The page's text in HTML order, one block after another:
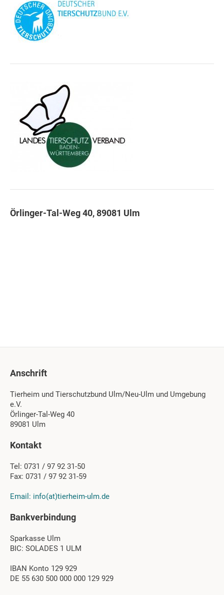
Örlinger-Tal-Weg 40, 89081 Ulm
Anschrift
Tierheim und Tierschutzbund Ulm/Neu-Ulm und Umgebung
e.V.
Örlinger-Tal-Weg 40
89081 Ulm
Kontakt
Tel: 0731 / 97 92 31-50
Fax: 0731 / 97 92 31-59
Email: info(at)tierheim-ulm.de
Bankverbindung
Sparkasse Ulm
BIC: SOLADES 1 ULM
IBAN Konto 129 929
DE 55 630 500 000 000 129 929